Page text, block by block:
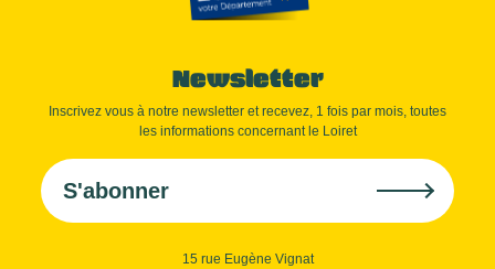
Newsletter
Inscrivez vous à notre newsletter et recevez, 1 fois par mois, toutes
les informations concernant le Loiret
S'abonner
15 rue Eugène Vignat